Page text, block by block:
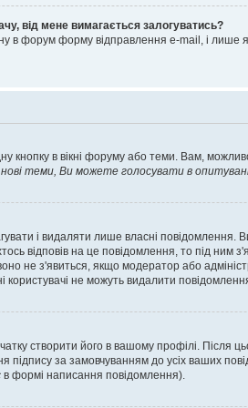
від мене вимагається залогуватись?
в форум форму відправлення e-mail, і
кнопку в вікні форуму або теми. Вам,
теми, Ви можете голосувати в
і видаляти лише власні повідомлення.
відповів на це повідомлення, то під ним
не з'явиться, якщо модератор або
не можуть видалити
створити його в вашому профілі. Після
за замовчуванням до усіх ваших
в формі написання повідомлення).